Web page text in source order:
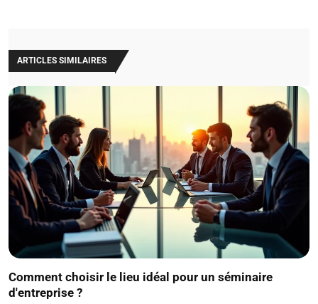
ARTICLES SIMILAIRES
Comment choisir le lieu idéal pour un séminaire
d'entreprise ?